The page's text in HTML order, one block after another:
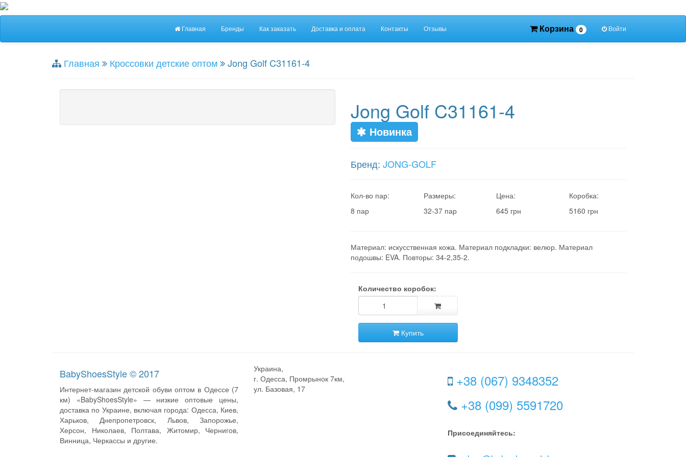
Главная Бренды Как заказать Доставка и оплата Контакты Отзывы Корзина 0 Войти
Главная Кроссовки детские оптом Jong Golf C31161-4
Jong Golf C31161-4
Новинка
Бренд: JONG-GOLF
Кол-во пар:
8 пар
Размеры:
32-37 пар
Цена:
645 грн
Коробка:
5160 грн
Материал: искусственная кожа. Материал подкладки: велюр. Материал
подошвы: EVA. Повторы: 34-2,35-2.
Количество коробок:
Купить
BabyShoesStyle © 2017
Интернет-магазин детской обуви оптом в Одессе (7
км) «BabyShoesStyle» — низкие оптовые цены,
доставка по Украине, включая города: Одесса, Киев,
Харьков, Днепропетровск, Львов, Запорожье,
Херсон, Николаев, Полтава, Житомир, Чернигов,
Винница, Черкассы и другие.
Украина,
г. Одесса, Промрынок 7км,
ул. Базовая, 17
+38 (067) 9348352
+38 (099) 5591720
Присоединяйтесь: